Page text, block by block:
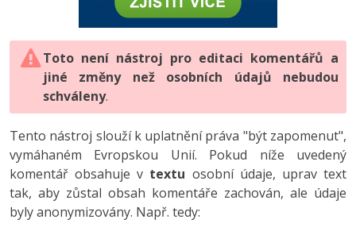
HTML5, CSS3, Bootstrap, SEO
SQL a databáze
Testování a verzování
UML a návrhové vzory
React
Spring
PHP
JavaScript
Python
HTML / CSS
UML a návrhové vzory
MySQL/MariaDB
Vývojář mobilních aplikací
C# Game developer
Tester
Systémový administrátor
-80%
JavaScript -80%
PHP -80%
Swift -80%
Kotlin -80%
Digitální gramotnost
Marketing
WordPress
SEO
UX
Business
Photoshop -80%
Adobe Illustrator -80%
Adobe Lightroom
Adobe XD
Adobe InDesign -25%
Adobe After Effects
Toto není nástroj pro editaci komentářů a
jiné změny než osobních údajů nebudou
schváleny.
Tento nástroj slouží k uplatnění práva "být zapomenut",
vymáhaném Evropskou Unií. Pokud níže uvedený
komentář obsahuje v textu osobní údaje, uprav text
tak, aby zůstal obsah komentáře zachován, ale údaje
byly anonymizovány. Např. tedy: